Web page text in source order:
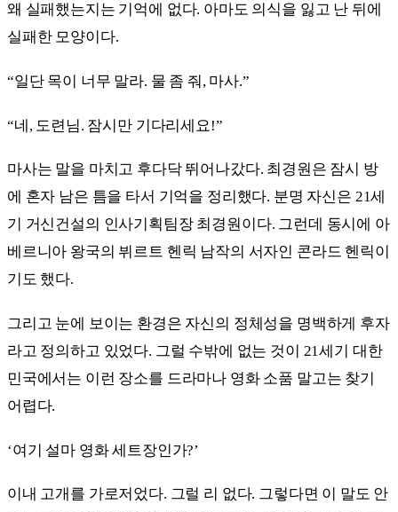
왜 실패했는지는 기억에 없다. 아마도 의식을 잃고 난 뒤에
실패한 모양이다.
“일단 목이 너무 말라. 물 좀 줘, 마사.”
“네, 도련님. 잠시만 기다리세요!”
마사는 말을 마치고 후다닥 뛰어나갔다. 최경원은 잠시 방
에 혼자 남은 틈을 타서 기억을 정리했다. 분명 자신은 21세
기 거신건설의 인사기획팀장 최경원이다. 그런데 동시에 아
베르니아 왕국의 뷔르트 헨릭 남작의 서자인 콘라드 헨릭이
기도 했다.
그리고 눈에 보이는 환경은 자신의 정체성을 명백하게 후자
라고 정의하고 있었다. 그럴 수밖에 없는 것이 21세기 대한
민국에서는 이런 장소를 드라마나 영화 소품 말고는 찾기
어렵다.
‘여기 설마 영화 세트장인가?’
이내 고개를 가로저었다. 그럴 리 없다. 그렇다면 이 말도 안